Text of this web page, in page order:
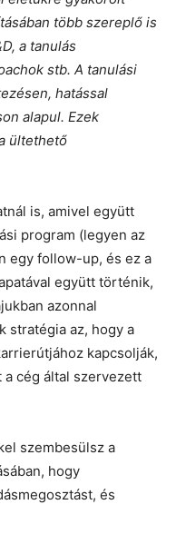
több szereplő is
a tanulás
stb. A tanulási
hatással
alapul. Ezek
ültethető
is, amivel együtt
program (legyen az
egy follow-up, és ez a
együtt történik,
azonnal
stratégia az, hogy a
kapcsolják,
a cég által szervezett
szembesülsz a
hogy
és